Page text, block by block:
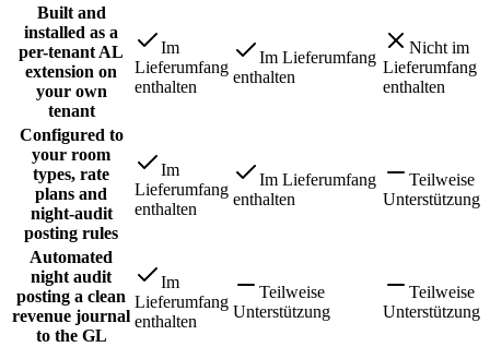
Built and
installed as a
per-tenant AL
extension on
your own
tenant
Im
Lieferumfang
enthalten
Im Lieferumfang
enthalten
Nicht im
Lieferumfang
enthalten
Configured to
your room
types, rate
plans and
night-audit
posting rules
Im
Lieferumfang
enthalten
Im Lieferumfang
enthalten
Teilweise
Unterstützung
Automated
night audit
posting a clean
revenue journal
to the GL
Im
Lieferumfang
enthalten
Teilweise
Unterstützung
Teilweise
Unterstützung